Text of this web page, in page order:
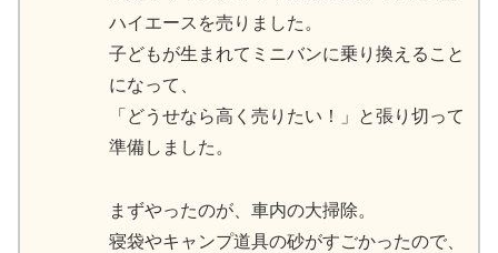
ハイエースを売りました。
子どもが生まれてミニバンに乗り換えること
になって、
「どうせなら高く売りたい！」と張り切って
準備しました。
まずやったのが、車内の大掃除。
寝袋やキャンプ道具の砂がすごかったので、